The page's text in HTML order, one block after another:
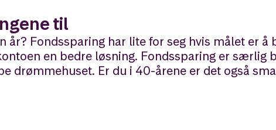
til
år? Fondssparing har lite for seg hvis målet er å
en bedre løsning. Fondssparing er særlig
drømmehuset. Er du i 40-årene er det også